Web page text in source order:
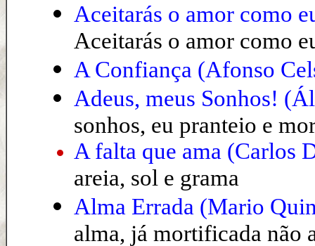
Aceitarás o amor como
Aceitarás o amor como
A Confiança (Afonso
Adeus, meus Sonhos!
sonhos, eu pranteio e
A falta que ama (Carlos
areia, sol e grama
Alma Errada (Mario
alma, já mortificada não